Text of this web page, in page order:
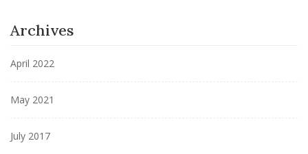
Archives
April 2022
May 2021
July 2017